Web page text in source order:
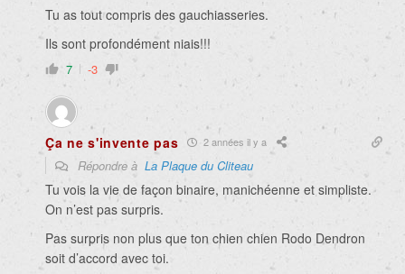
Tu as tout compris des gauchiasseries.
Ils sont profondément niais!!!
7 -3
Ça ne s'invente pas 2 années il y a
Répondre à La Plaque du Cliteau
Tu vois la vie de façon binaire, manichéenne et simpliste.
On n’est pas surpris.
Pas surpris non plus que ton chien chien Rodo Dendron
soit d’accord avec toi.